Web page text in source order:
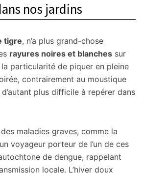
nos jardins
tigre, n’a plus grand-chose
rayures noires et blanches sur
particularité de piquer en pleine
contrairement au moustique
plus difficile à repérer dans
maladies graves, comme la
voyageur porteur de l’un de ces
de dengue, rappelant
locale. L’hiver doux